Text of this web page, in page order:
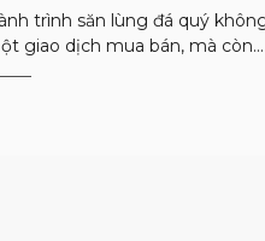
trình săn lùng đá quý
giao dịch mua bán, mà còn...